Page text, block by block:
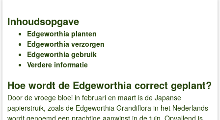
Inhoudsopgave
Edgeworthia planten
Edgeworthia verzorgen
Edgeworthia gebruik
Verdere informatie
Hoe wordt de Edgeworthia correct geplant?
Door de vroege bloei in februari en maart is de Japanse
papierstruik, zoals de Edgeworthia Grandiflora in het Nederlands